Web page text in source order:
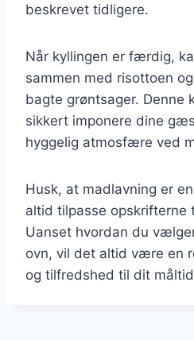
beskrevet tidligere.
Når kyllingen er færdig,
sammen med risottoen
bagte grøntsager. Denne
sikkert imponere dine
hyggelig atmosfære ved
Husk, at madlavning er
altid tilpasse opskrifterne
Uanset hvordan du
ovn, vil det altid være en
og tilfredshed til dit